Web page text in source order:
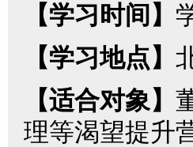
【学习时间】
【学习地点】
【适合对象】
理等渴望提升